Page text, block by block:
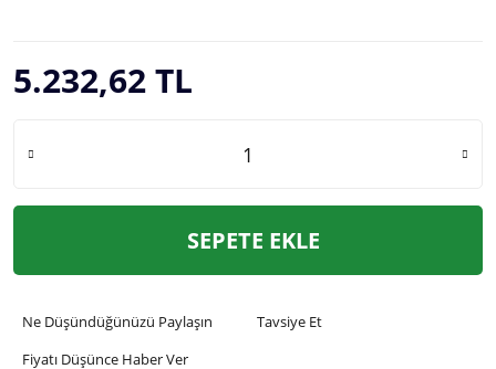
5.232,62 TL
SEPETE EKLE
Ne Düşündüğünüzü Paylaşın
Tavsiye Et
Fiyatı Düşünce Haber Ver